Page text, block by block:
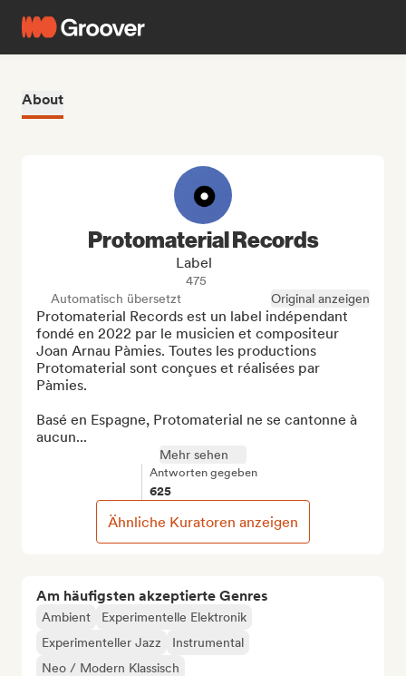
About
Am häufigsten akzeptierte Genres
Ambient
Experimentelle Elektronik
Experimenteller Jazz
Instrumental
Neo / Modern Klassisch
Protomaterial Records
Label
475
Automatisch übersetzt
Original anzeigen
Protomaterial Records est un label indépendant
fondé en 2022 par le musicien et compositeur
Joan Arnau Pàmies. Toutes les productions
Protomaterial sont conçues et réalisées par
Pàmies.
Basé en Espagne, Protomaterial ne se cantonne à
aucun...
Mehr sehen
Antworten gegeben
625
Ähnliche Kuratoren anzeigen